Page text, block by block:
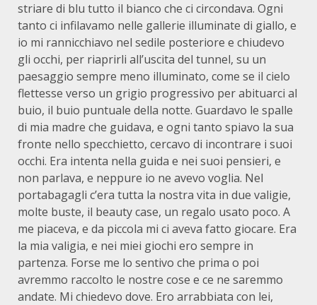
striare di blu tutto il bianco che ci circondava. Ogni
tanto ci infilavamo nelle gallerie illuminate di giallo, e
io mi rannicchiavo nel sedile posteriore e chiudevo
gli occhi, per riaprirli all’uscita del tunnel, su un
paesaggio sempre meno illuminato, come se il cielo
flettesse verso un grigio progressivo per abituarci al
buio, il buio puntuale della notte. Guardavo le spalle
di mia madre che guidava, e ogni tanto spiavo la sua
fronte nello specchietto, cercavo di incontrare i suoi
occhi. Era intenta nella guida e nei suoi pensieri, e
non parlava, e neppure io ne avevo voglia. Nel
portabagagli c’era tutta la nostra vita in due valigie,
molte buste, il beauty case, un regalo usato poco. A
me piaceva, e da piccola mi ci aveva fatto giocare. Era
la mia valigia, e nei miei giochi ero sempre in
partenza. Forse me lo sentivo che prima o poi
avremmo raccolto le nostre cose e ce ne saremmo
andate. Mi chiedevo dove. Ero arrabbiata con lei,